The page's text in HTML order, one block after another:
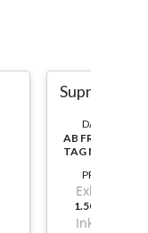
DAUER:
AB
TAG NUTZBAR
PREIS
Exkl. Mwst.
Inkl. Mwst.